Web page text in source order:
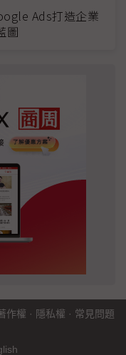
Ads打造企業
圖
作權 · 隱私權 · 常見問題